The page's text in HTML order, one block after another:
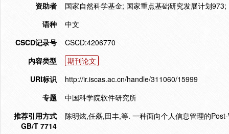
资助者
国家自然科学基金; 国家重点基础研究发展计划
语种
中文
CSCD记录号
CSCD:4206770
内容类型
期刊论文
URI标识
http://ir.iscas.ac.cn/handle/311060/15999
专题
中国科学院软件研究所
推荐引用方式
GB/T 7714
陈明炫,任磊,田丰,等. 一种面向个人信息管理的